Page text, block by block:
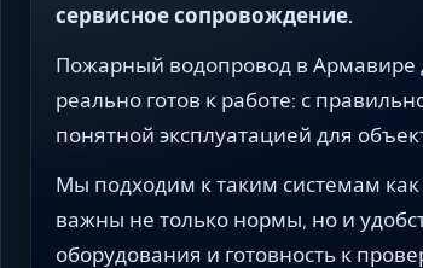
сервисное сопровождение.
Пожарный водопровод в Армавире
реально готов к работе: с
понятной эксплуатацией для
Мы подходим к таким системам
важны не только нормы, но и
оборудования и готовность к